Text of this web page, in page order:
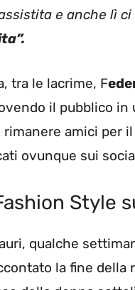
e anche lì
tra le lacrime, F
il pubblico
amici per
ovunque sui
Style
qualche
la fine della